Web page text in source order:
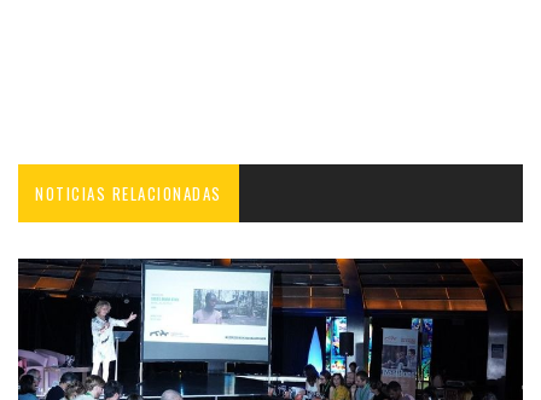
NOTICIAS RELACIONADAS